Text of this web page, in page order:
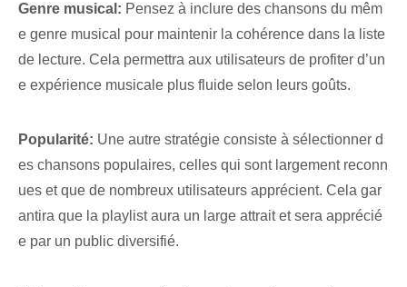
Genre musical: Pensez à inclure des chansons du mêm
e genre musical pour maintenir la cohérence dans la liste
de lecture. Cela permettra aux utilisateurs de profiter d’un
e expérience musicale plus fluide selon leurs goûts.
Popularité: Une autre stratégie consiste à sélectionner d
es chansons populaires, celles qui sont largement reconn
ues et que de nombreux utilisateurs apprécient. Cela gar
antira que la playlist aura un large attrait et sera apprécié
e par un public diversifié.